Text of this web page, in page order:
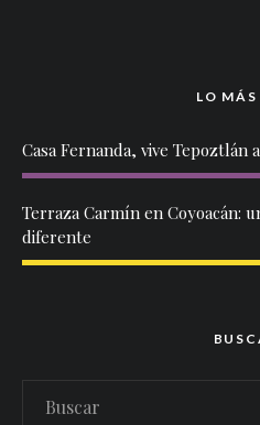
LO
Casa Fernanda, vive Tepoztlán
Terraza Carmín en Coyoacán:
diferente